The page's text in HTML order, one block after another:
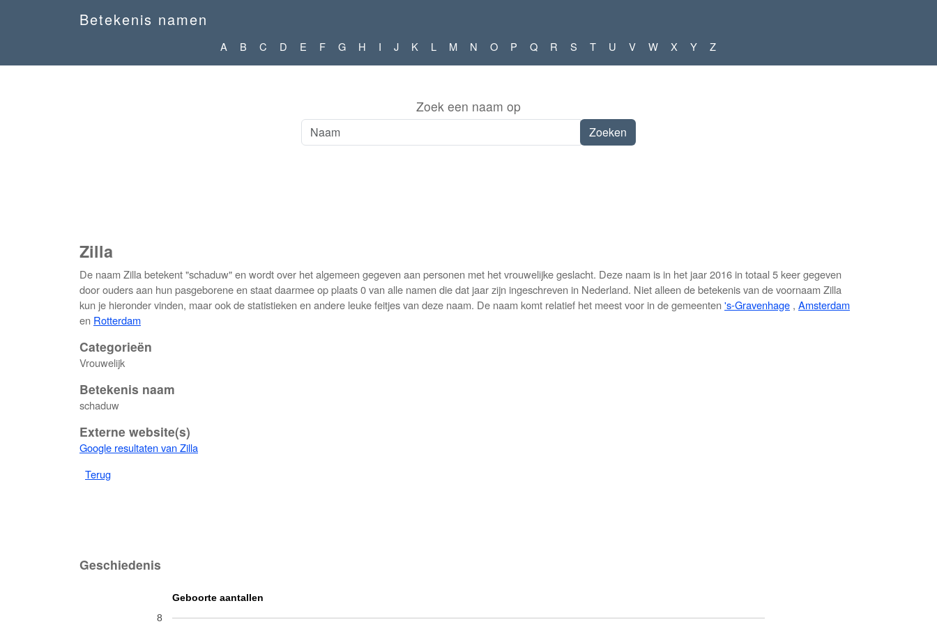
Betekenis namen
A B C D E F G H I J K L M N O P Q R S T U V W X Y Z
Zoek een naam op
Zilla
De naam Zilla betekent "schaduw" en wordt over het algemeen gegeven aan personen met het vrouwelijke geslacht. Deze naam is in het jaar 2016 in totaal 5 keer gegeven
door ouders aan hun pasgeborene en staat daarmee op plaats 0 van alle namen die dat jaar zijn ingeschreven in Nederland. Niet alleen de betekenis van de voornaam Zilla
kun je hieronder vinden, maar ook de statistieken en andere leuke feitjes van deze naam. De naam komt relatief het meest voor in de gemeenten 's-Gravenhage , Amsterdam
en Rotterdam
Categorieën
Vrouwelijk
Betekenis naam
schaduw
Externe website(s)
Google resultaten van Zilla
Terug
Geschiedenis
Geboorte aantallen
8